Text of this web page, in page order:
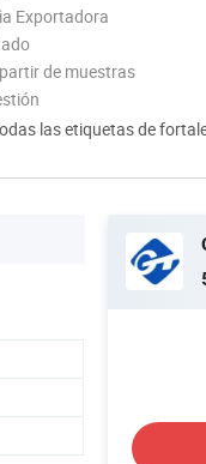
Exportadora
de muestras
las etiquetas de